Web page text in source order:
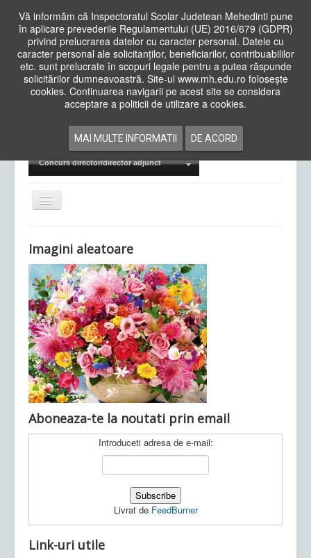
Vă informăm că Inspectoratul Scolar Judetean Mehedinti pune
în aplicare prevederile Regulamentului (UE) 2016/679 (GDPR)
privind prelucrarea datelor cu caracter personal. Datele cu
caracter personal ale solicitanților, beneficiarilor, contribuabililor
etc. sunt prelucrate în scopuri legale pentru a putea răspunde
solicitărilor dumneavoastră. Site-ul www.mh.edu.ro folosește
cookies. Continuarea navigarii pe acest site se considera
acceptare a politicii de utilizare a cookies.
MAI MULTE INFORMATII DE ACORD
Cauta
in
siteAcasa Cadre Didactice
Examene Naționale
Concurs director/director adjunct
Comută
navigarea
Ultimele articole: Vi, 04.11.2022 -Inspectoratul Școlar
Județean Mehedinți
Imagini aleatoare
Aboneaza-te la noutati prin email
Introduceti adresa de e-mail:
Livrat de FeedBurner
Link-uri utile